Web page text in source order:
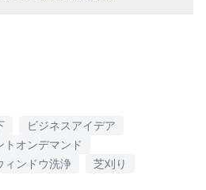
ビジネスアイデア
トオンデマンド
ィンドウ洗浄
芝刈り